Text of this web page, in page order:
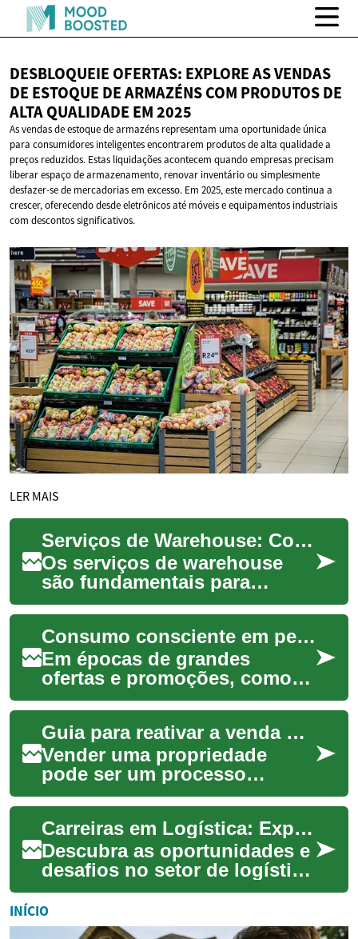
DESBLOQUEIE OFERTAS: EXPLORE AS VENDAS
DE ESTOQUE DE ARMAZÉNS COM PRODUTOS DE
ALTA QUALIDADE EM 2025
As vendas de estoque de armazéns representam uma oportunidade única
para consumidores inteligentes encontrarem produtos de alta qualidade a
preços reduzidos. Estas liquidações acontecem quando empresas precisam
liberar espaço de armazenamento, renovar inventário ou simplesmente
desfazer-se de mercadorias em excesso. Em 2025, este mercado continua a
crescer, oferecendo desde eletrônicos até móveis e equipamentos industriais
com descontos significativos.
LER MAIS
Serviços de Warehouse: Como otimizar storage e logística
Os serviços de warehouse
são fundamentais para
empresas que precisam
armazenar, gerir e
movimentar mercadorias com
ef...
Consumo consciente em períodos de oferta
Em épocas de grandes
ofertas e promoções, como
as que antecedem feriados e
eventos sazonais, a
oportunidade de adquir...
Guia para reativar a venda de sua propriedade residencial
Vender uma propriedade
pode ser um processo
complexo e, às vezes, o
imóvel permanece no
mercado por mais tempo do
que...
Carreiras em Logística: Explorando o Mundo dos Armazéns
Descubra as oportunidades e
desafios no setor de logística
e armazenagem. Este artigo
analisa as diversas funções
em ...
INÍCIO